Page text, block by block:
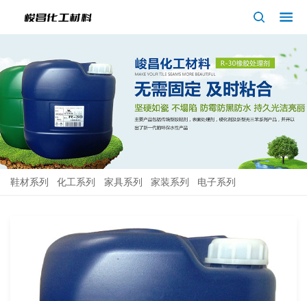
鞋材系列 化工系列 家具系列 家装系列 电子系列